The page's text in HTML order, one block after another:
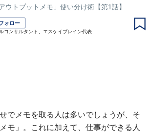
ウトプットメモ」使い分け術【第1話】
ォロー
コンサルタント、エスケイブレイン代表
でメモを取る人は多いでしょうが、そ
モ」。これに加えて、仕事ができる人